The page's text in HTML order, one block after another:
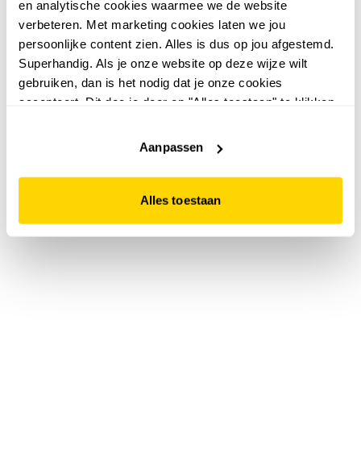
en analytische cookies waarmee we de website
verbeteren. Met marketing cookies laten we jou
persoonlijke content zien. Alles is dus op jou afgestemd.
Superhandig. Als je onze website op deze wijze wilt
gebruiken, dan is het nodig dat je onze cookies
accepteert. Dit doe je door op "Alles toestaan" te klikken.
website niet optimaal functioneert.
Aanpassen
Alles toestaan